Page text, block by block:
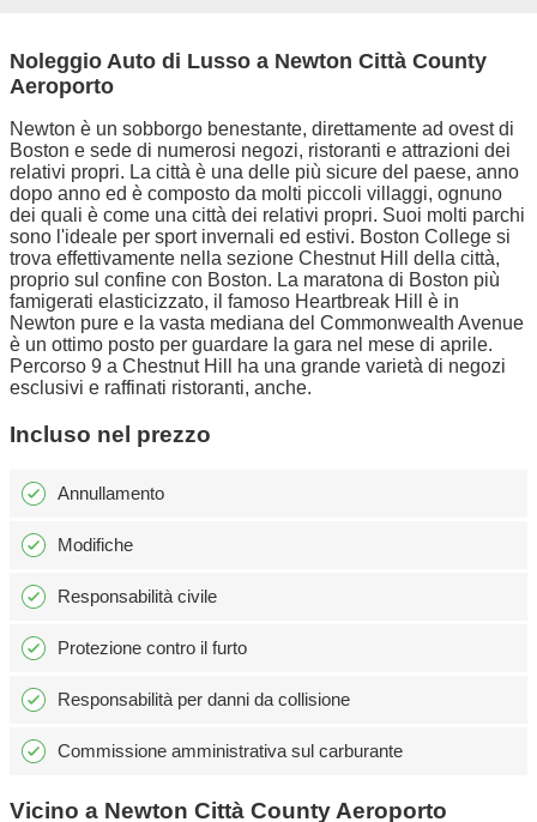
Noleggio Auto di Lusso a Newton Città County
Aeroporto
Newton è un sobborgo benestante, direttamente ad ovest di
Boston e sede di numerosi negozi, ristoranti e attrazioni dei
relativi propri. La città è una delle più sicure del paese, anno
dopo anno ed è composto da molti piccoli villaggi, ognuno
dei quali è come una città dei relativi propri. Suoi molti parchi
sono l'ideale per sport invernali ed estivi. Boston College si
trova effettivamente nella sezione Chestnut Hill della città,
proprio sul confine con Boston. La maratona di Boston più
famigerati elasticizzato, il famoso Heartbreak Hill è in
Newton pure e la vasta mediana del Commonwealth Avenue
è un ottimo posto per guardare la gara nel mese di aprile.
Percorso 9 a Chestnut Hill ha una grande varietà di negozi
esclusivi e raffinati ristoranti, anche.
Incluso nel prezzo
Annullamento
Modifiche
Responsabilità civile
Protezione contro il furto
Responsabilità per danni da collisione
Commissione amministrativa sul carburante
Vicino a Newton Città County Aeroporto